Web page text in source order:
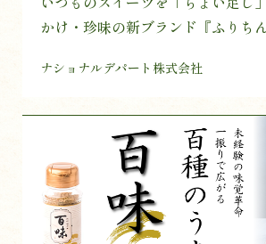
かけ・珍味の新ブランド『ふりち
売。
ナショナルデパート株式会社